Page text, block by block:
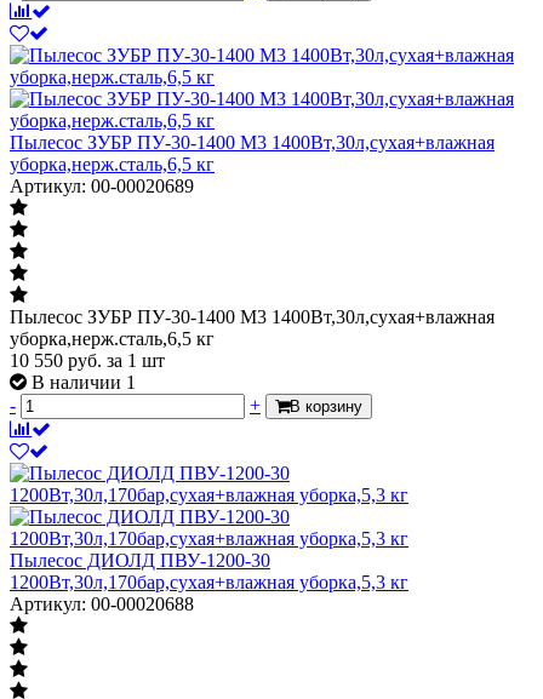
Пылесос ЗУБР ПУ-30-1400 М3 1400Вт,30л,сухая+влажная
уборка,нерж.сталь,6,5 кг
Артикул: 00-00020689
Пылесос ЗУБР ПУ-30-1400 М3 1400Вт,30л,сухая+влажная
уборка,нерж.сталь,6,5 кг
10 550 руб. за 1 шт
В наличии 1
-
+ В корзину
Пылесос ДИОЛД ПВУ-1200-30
1200Вт,30л,170бар,сухая+влажная уборка,5,3 кг
Артикул: 00-00020688